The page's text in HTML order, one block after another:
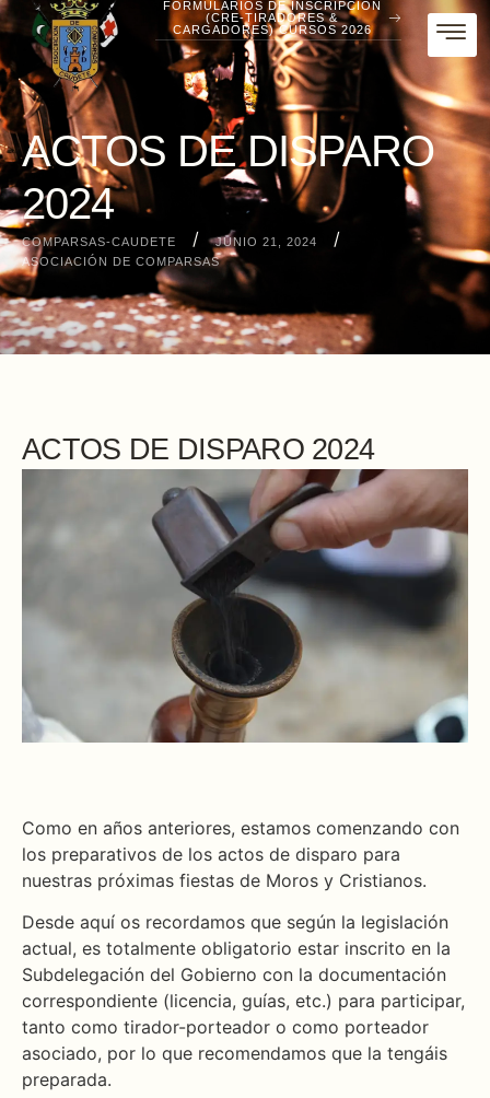
FORMULARIOS DE INSCRIPCIÓN
(CRE-TIRADORES &
CARGADORES) CURSOS 2026
ACTOS DE DISPARO
2024
COMPARSAS-CAUDETE / JUNIO 21, 2024 /
ASOCIACIÓN DE COMPARSAS
ACTOS DE DISPARO 2024
Como en años anteriores, estamos comenzando con
los preparativos de los actos de disparo para
nuestras próximas fiestas de Moros y Cristianos.
Desde aquí os recordamos que según la legislación
actual, es totalmente obligatorio estar inscrito en la
Subdelegación del Gobierno con la documentación
correspondiente (licencia, guías, etc.) para participar,
tanto como tirador-porteador o como porteador
asociado, por lo que recomendamos que la tengáis
preparada.